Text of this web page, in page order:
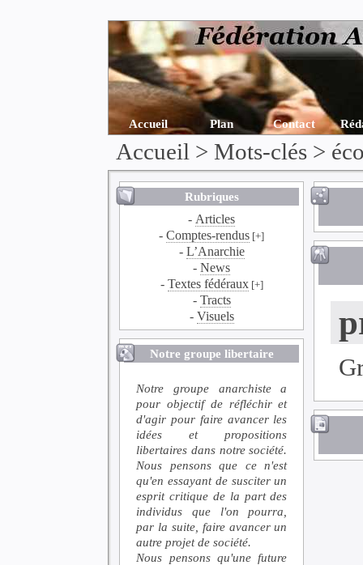
Accueil Plan Contact
Accueil > Mots-clés >
Rubriques
- Articles
-Comptes-rendus [+]
- L’Anarchie
-News
- Textes fédéraux[+]
- Tracts
- Visuels
Notre groupe libertaire
Notre groupe anarchiste a
pour objectif de réfléchir et
d'agir pour faire avancer les
idées et propositions
libertaires dans notre société.
Nous pensons que ce n'est
qu'en essayant de susciter un
esprit critique de la part des
individus que l'on pourra,
par la suite, faire avancer un
autre projet de société.
Nous pensons qu'une future